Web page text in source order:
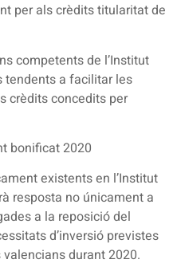
per als crèdits titularitat de
competents de l’Institut
tendents a facilitar les
crèdits concedits per
bonificat 2020
existents en l’Institut
resposta no únicament a
a la reposició del
d’inversió previstes
durant 2020.